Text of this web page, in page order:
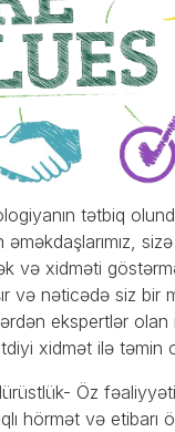
tətbiq
və xidməti
və nəticədə siz bir
ekspertlər olan
xidmət ilə təmin
Öz
hörmət və etibarı